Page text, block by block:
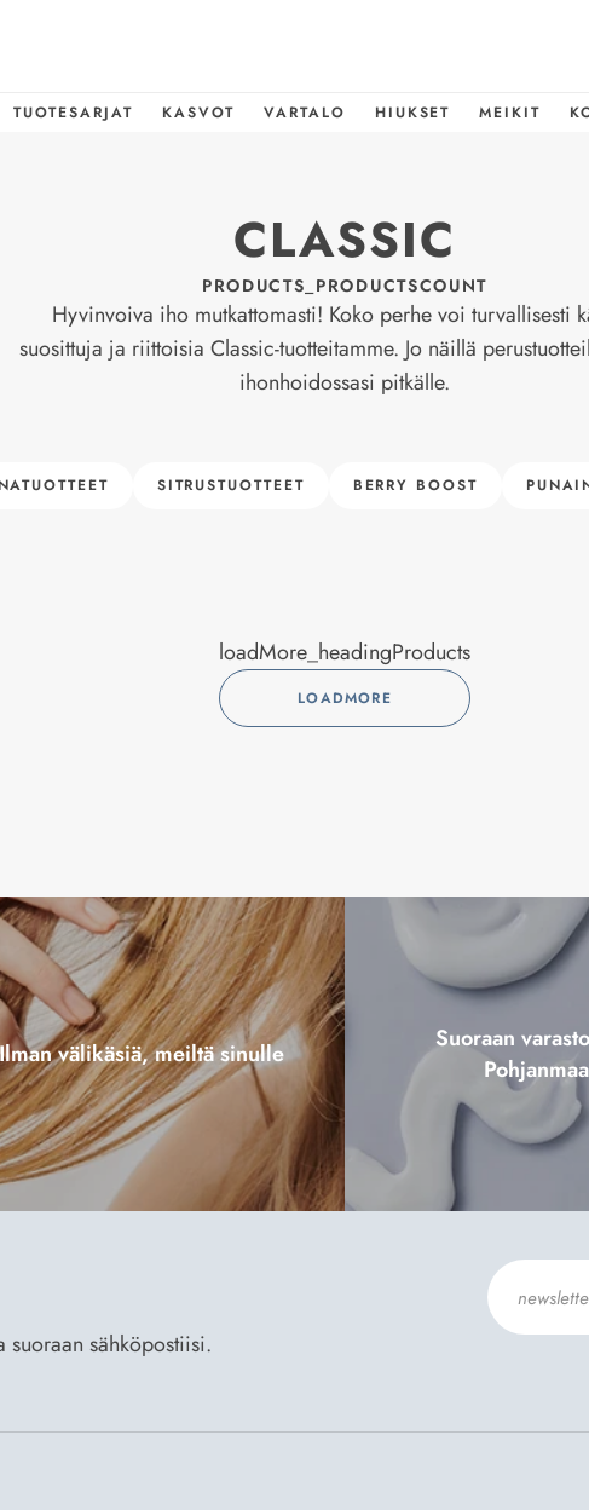
TUOTESARJAT KASVOT VARTALO HIUKSET MEIKIT
CLASSIC
PRODUCTS_PRODUCTSCOUNT
Hyvinvoiva iho mutkattomasti! Koko perhe voi turvallisesti
suosittuja ja riittoisia Classic-tuotteitamme. Jo näillä
ihonhoidossasi pitkälle.
SITRUSTUOTTEET BERRY BOOST
loadMore_headingProducts
LOADMORE
Ilman välikäsiä, meiltä sinulle
Suoraan
suoraan sähköpostiisi.